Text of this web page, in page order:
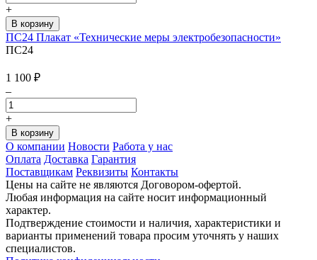
+
ПС24 Плакат «Технические меры электробезопасности»
ПС24
1 100 ₽
–
+
О компании Новости Работа у нас
Оплата Доставка Гарантия
Поставщикам Реквизиты Контакты
Цены на сайте не являются Договором-офертой.
Любая информация на сайте носит информационный
характер.
Подтверждение стоимости и наличия, характеристики и
варианты применений товара просим уточнять у наших
специалистов.